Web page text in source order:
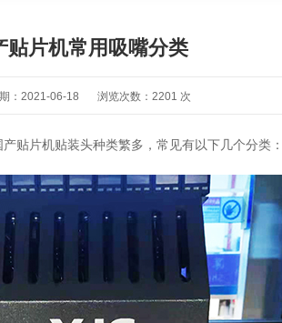
贴片机常用吸嘴分类
：2021-06-18 浏览次数： 2201 次
贴片机贴装头种类繁多，常见有以下几个分类